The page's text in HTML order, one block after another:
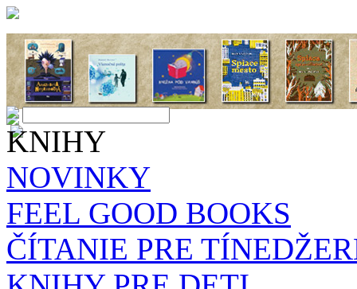
KNIHY
NOVINKY
FEEL GOOD BOOKS
ČÍTANIE PRE